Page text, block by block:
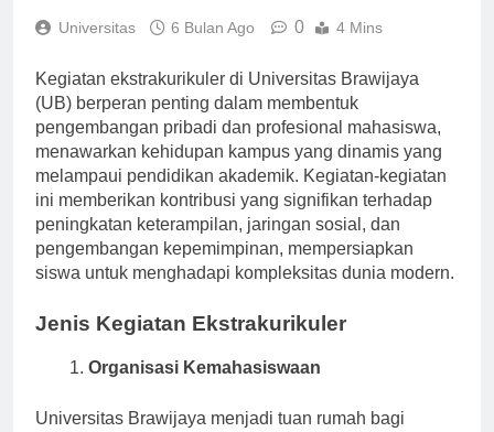
Universitas 6 Bulan Ago 0 4 Mins
Kegiatan ekstrakurikuler di Universitas Brawijaya
(UB) berperan penting dalam membentuk
pengembangan pribadi dan profesional mahasiswa,
menawarkan kehidupan kampus yang dinamis yang
melampaui pendidikan akademik. Kegiatan-kegiatan
ini memberikan kontribusi yang signifikan terhadap
peningkatan keterampilan, jaringan sosial, dan
pengembangan kepemimpinan, mempersiapkan
siswa untuk menghadapi kompleksitas dunia modern.
Jenis Kegiatan Ekstrakurikuler
Organisasi Kemahasiswaan
Universitas Brawijaya menjadi tuan rumah bagi